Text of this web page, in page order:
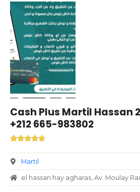
Cash Plus Martil Hassan
+212 665-983802
Martil
el hassan hay agharas, Av. Moulay